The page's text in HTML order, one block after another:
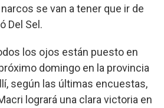
se van a tener que ir de
Del Sel.
los ojos están puesto en
domingo en la provincia
según las últimas encuestas,
logrará una clara victoria en